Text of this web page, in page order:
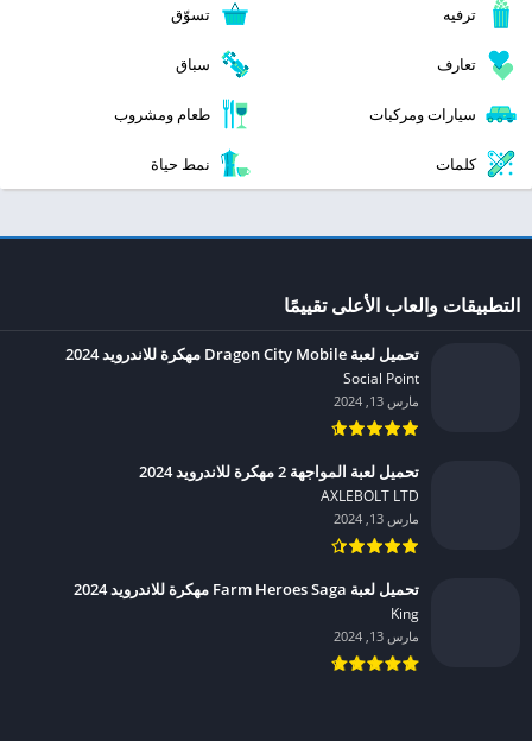
ترفيه تسوّق
تعارف سباق
سيارات ومركبات طعام ومشروب
كلمات نمط حياة
التطبيقات والعاب الأعلى تقييمًا
تحميل لعبة Dragon City Mobile مهكرة للاندرويد 2024
Social Point‏
مارس 13, 2024
تحميل لعبة المواجهة 2 مهكرة للاندرويد 2024
AXLEBOLT LTD‏
مارس 13, 2024
تحميل لعبة Farm Heroes Saga مهكرة للاندرويد 2024
King‏
مارس 13, 2024